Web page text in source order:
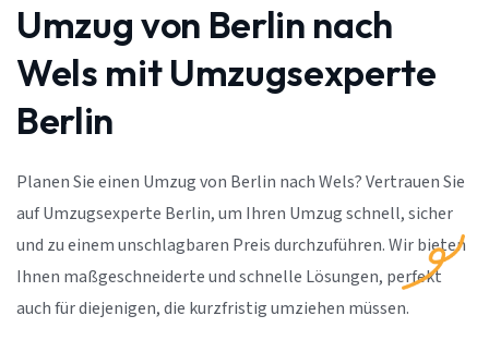
Umzug von Berlin nach
Wels mit Umzugsexperte
Berlin
Planen Sie einen Umzug von Berlin nach Wels? Vertrauen Sie
auf Umzugsexperte Berlin, um Ihren Umzug schnell, sicher
und zu einem unschlagbaren Preis durchzuführen. Wir bieten
Ihnen maßgeschneiderte und schnelle Lösungen, perfekt
auch für diejenigen, die kurzfristig umziehen müssen.